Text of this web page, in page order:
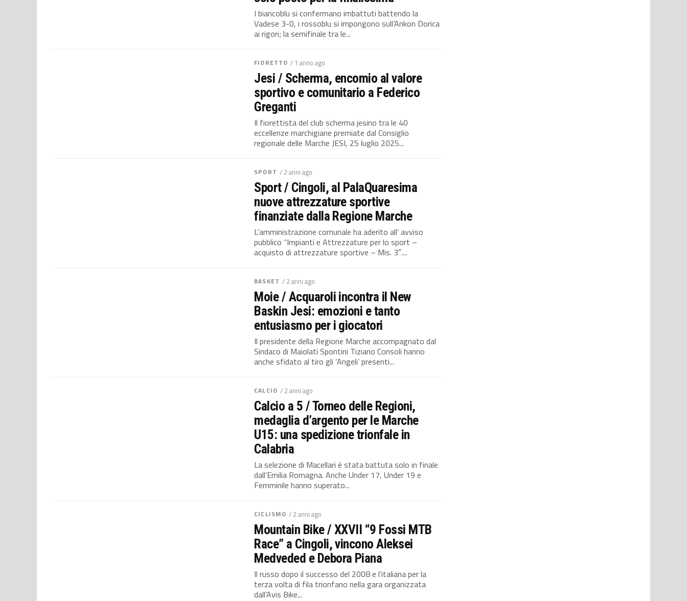
I biancoblu si confermano imbattuti battendo la
Vadese 3-0, i rossoblu si impongono sull’Ankon Dorica
ai rigori; la semifinale tra le...
FIORETTO / 1 anno ago
Jesi / Scherma, encomio al valore
sportivo e comunitario a Federico
Greganti
Il fiorettista del club scherma jesino tra le 40
eccellenze marchigiane premiate dal Consiglio
regionale delle Marche JESI, 25 luglio 2025...
SPORT / 2 anni ago
Sport / Cingoli, al PalaQuaresima
nuove attrezzature sportive
finanziate dalla Regione Marche
L’amministrazione comunale ha aderito all’ avviso
pubblico “Impianti e Attrezzature per lo sport –
acquisto di attrezzature sportive – Mis. 3″....
BASKET / 2 anni ago
Moie / Acquaroli incontra il New
Baskin Jesi: emozioni e tanto
entusiasmo per i giocatori
Il presidente della Regione Marche accompagnato dal
Sindaco di Maiolati Spontini Tiziano Consoli hanno
anche sfidato al tiro gli ‘Angeli’ presenti...
CALCIO / 2 anni ago
Calcio a 5 / Torneo delle Regioni,
medaglia d’argento per le Marche
U15: una spedizione trionfale in
Calabria
La selezione di Macellari è stata battuta solo in finale
dall’Emilia Romagna. Anche Under 17, Under 19 e
Femminile hanno superato...
CICLISMO / 2 anni ago
Mountain Bike / XXVII “9 Fossi MTB
Race” a Cingoli, vincono Aleksei
Medveded e Debora Piana
Il russo dopo il successo del 2008 e l’italiana per la
terza volta di fila trionfano nella gara organizzata
dall’Avis Bike...